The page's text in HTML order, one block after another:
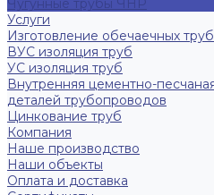
Чугунные трубы ЧНР
Услуги
Изготовление обечаечных
ВУС изоляция труб
УС изоляция труб
Внутренняя цементно-
деталей трубопроводов
Цинкование труб
Компания
Наше производство
Наши объекты
Оплата и доставка